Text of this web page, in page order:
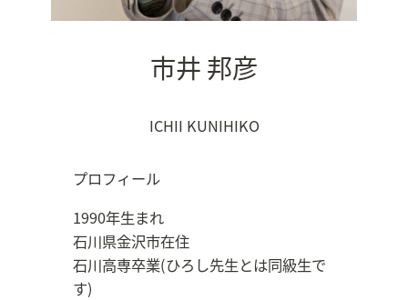
市井 邦彦
ICHII KUNIHIKO
プロフィール
1990年生まれ
石川県金沢市在住
石川高専卒業(ひろし先生とは同級生で
す)